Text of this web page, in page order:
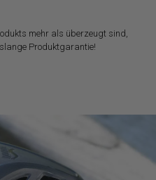
mehr als überzeugt sind,
Produktgarantie!